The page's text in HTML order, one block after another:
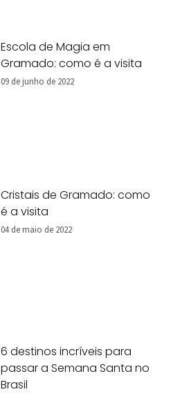
Escola de Magia em
Gramado: como é a visita
09 de junho de 2022
Cristais de Gramado: como
é a visita
04 de maio de 2022
6 destinos incríveis para
passar a Semana Santa no
Brasil